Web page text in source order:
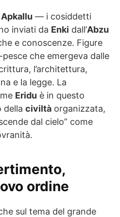
Apkallu — i cosiddetti
inviati da Enki dall’Abzu
e conoscenze. Figure
pesce che emergeva dalle
l’architettura,
e la legge. La
Eridu è in questo
della civiltà organizzata,
dal cielo” come
ordine
sul tema del grande